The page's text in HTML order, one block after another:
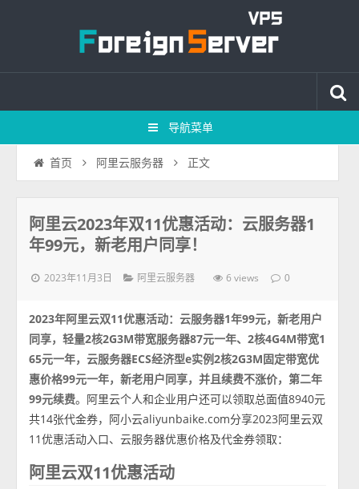
导航菜单
首页 阿里云服务器 正文
阿里云2023年双11优惠活动：云服务器1
年99元，新老用户同享！
2023年11月3日 阿里云服务器 6 views 0
2023年阿里云双11优惠活动：云服务器1年99元，新老用户
同享，轻量2核2G3M带宽服务器87元一年、2核4G4M带宽1
65元一年，云服务器ECS经济型e实例2核2G3M固定带宽优
惠价格99元一年，新老用户同享，并且续费不涨价，第二年
99元续费。阿里云个人和企业用户还可以领取总面值8940元
共14张代金券，阿小云aliyunbaike.com分享2023阿里云双
11优惠活动入口、云服务器优惠价格及代金券领取：
阿里云双11优惠活动